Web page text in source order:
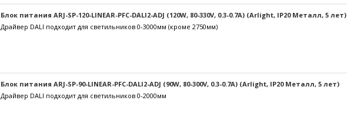
Блок питания ARJ-SP-120-LINEAR-PFC-DALI2-ADJ (120W, 80-330V, 0.3-0.7A) (Arlight, IP20 Металл, 5 лет)
Драйвер DALI подходит для светильников 0-3000мм (кроме 2750мм)
Блок питания ARJ-SP-90-LINEAR-PFC-DALI2-ADJ (90W, 80-300V, 0.3-0.7A) (Arlight, IP20 Металл, 5 лет)
Драйвер DALI подходит для светильников 0-2000мм